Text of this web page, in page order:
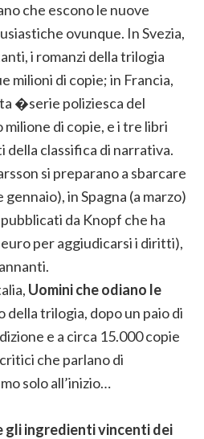
che escono le nuove
ovunque. In Svezia,
i romanzi della trilogia
milioni di copie; in Francia,
�serie poliziesca del
di copie, e i tre libri
classifica di narrativa.
si preparano a sbarcare
in Spagna (a marzo)
da Knopf che ha
per aggiudicarsi i diritti),
Uomini che odiano le
della trilogia, dopo un paio di
e a circa 15.000 copie
che parlano di
solo all’inizio…
gli ingredienti vincenti dei